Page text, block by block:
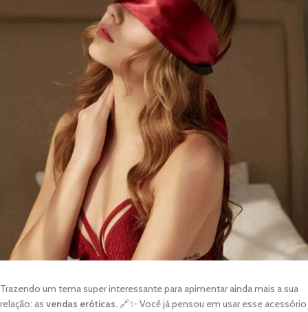
Trazendo um tema super interessante para apimentar ainda mais a sua
relação: as vendas eróticas. 🔗✨ Você já pensou em usar esse acessório